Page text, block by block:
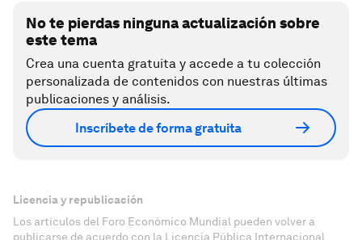
No te pierdas ninguna actualización sobre
este tema
Crea una cuenta gratuita y accede a tu colección
personalizada de contenidos con nuestras últimas
publicaciones y análisis.
Inscríbete de forma gratuita
Licencia y republicación
Los artículos del Foro Económico Mundial pueden volver a
publicarse de acuerdo con la Licencia Pública Internacional